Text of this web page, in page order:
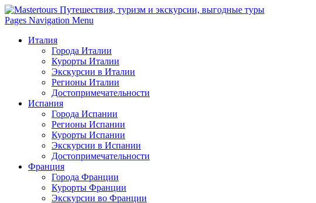
Pages Navigation Menu
Италия
Города Италии
Курорты Италии
Экскурсии в Италии
Регионы Италии
Достопримечательности
Испания
Города Испании
Регионы Испании
Курорты Испании
Экскурсии в Испании
Достопримечательности
Франция
Города Франции
Курорты Франции
Экскурсии во Франции